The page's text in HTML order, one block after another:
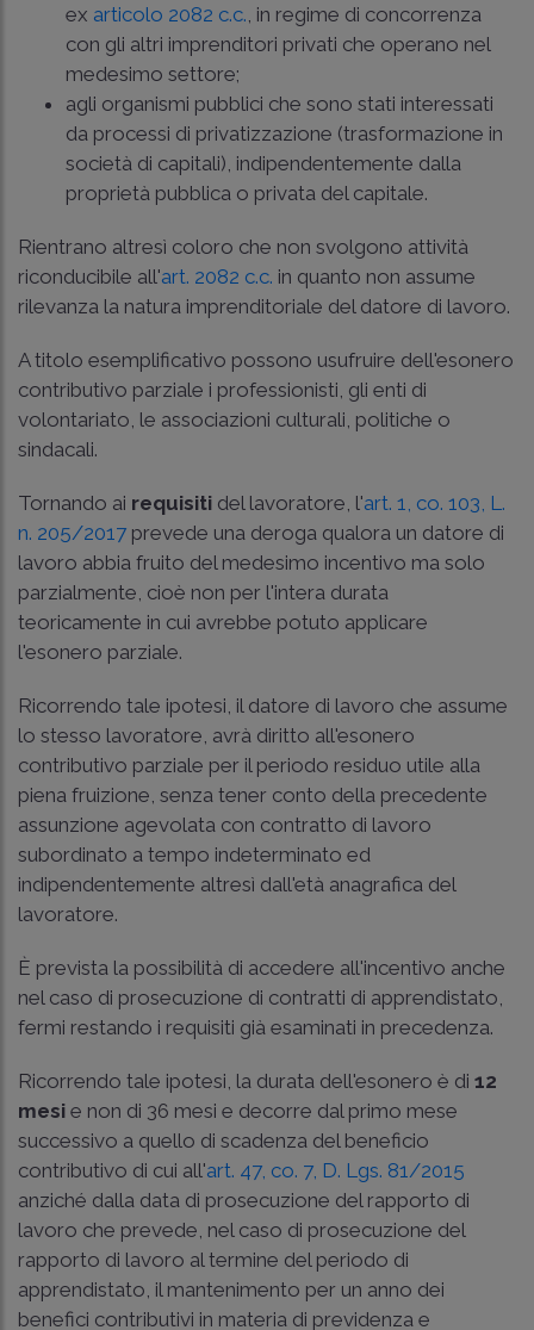
ex articolo 2082 c.c. , in regime di concorrenza
con gli altri imprenditori privati che operano nel
medesimo settore;
agli organismi pubblici che sono stati interessati
da processi di privatizzazione (trasformazione in
società di capitali), indipendentemente dalla
proprietà pubblica o privata del capitale.
Rientrano altresì coloro che non svolgono attività
riconducibile all'art. 2082 c.c. in quanto non assume
rilevanza la natura imprenditoriale del datore di lavoro.
A titolo esemplificativo possono usufruire dell'esonero
contributivo parziale i professionisti, gli enti di
volontariato, le associazioni culturali, politiche o
sindacali.
Tornando ai requisiti del lavoratore, l'art. 1, co. 103, L.
n. 205/2017 prevede una deroga qualora un datore di
lavoro abbia fruito del medesimo incentivo ma solo
parzialmente, cioè non per l'intera durata
teoricamente in cui avrebbe potuto applicare
l'esonero parziale.
Ricorrendo tale ipotesi, il datore di lavoro che assume
lo stesso lavoratore, avrà diritto all'esonero
contributivo parziale per il periodo residuo utile alla
piena fruizione, senza tener conto della precedente
assunzione agevolata con contratto di lavoro
subordinato a tempo indeterminato ed
indipendentemente altresì dall'età anagrafica del
lavoratore.
È prevista la possibilità di accedere all'incentivo anche
nel caso di prosecuzione di contratti di apprendistato,
fermi restando i requisiti già esaminati in precedenza.
Ricorrendo tale ipotesi, la durata dell'esonero è di 12
mesi e non di 36 mesi e decorre dal primo mese
successivo a quello di scadenza del beneficio
contributivo di cui all'art. 47, co. 7, D. Lgs. 81/2015
anziché dalla data di prosecuzione del rapporto di
lavoro che prevede, nel caso di prosecuzione del
rapporto di lavoro al termine del periodo di
apprendistato, il mantenimento per un anno dei
benefici contributivi in materia di previdenza e